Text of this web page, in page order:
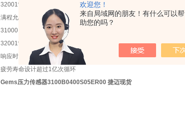
欢迎您！
来自局域网的朋友！有什么可以帮
助您的吗？
32001%FS, <1000psi (60bar)
满程允差
31000.5%FS
32001%FS, <1000psi (60bar)
响应时间1 ms
疲劳寿命设计超过1亿次循环
Gems压力传感器3100B0400S05ER00 捷迈现货